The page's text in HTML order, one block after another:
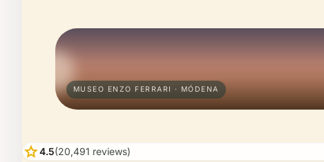
MUSEO ENZO FERRARI · MÓDENA
star4.5(20,491 reviews)